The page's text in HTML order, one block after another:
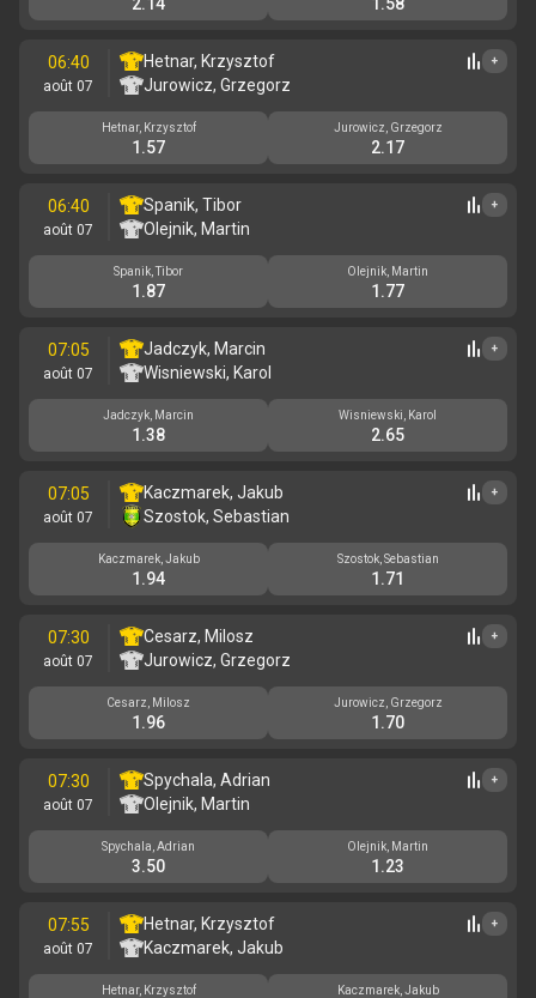
06:40
août 07
Hetnar, Krzysztof
Jurowicz, Grzegorz
+
Hetnar, Krzysztof
1.57
Jurowicz, Grzegorz
2.17
06:40
août 07
Spanik, Tibor
Olejnik, Martin
+
Spanik, Tibor
1.87
Olejnik, Martin
1.77
07:05
août 07
Jadczyk, Marcin
Wisniewski, Karol
+
Jadczyk, Marcin
1.38
Wisniewski, Karol
2.65
07:05
août 07
Kaczmarek, Jakub
Szostok, Sebastian
+
Kaczmarek, Jakub
1.94
Szostok, Sebastian
1.71
07:30
août 07
Cesarz, Milosz
Jurowicz, Grzegorz
+
Cesarz, Milosz
1.96
Jurowicz, Grzegorz
1.70
07:30
août 07
Spychala, Adrian
Olejnik, Martin
+
Spychala, Adrian
3.50
Olejnik, Martin
1.23
07:55
août 07
Hetnar, Krzysztof
Kaczmarek, Jakub
+
Hetnar, Krzysztof Kaczmarek, Jakub